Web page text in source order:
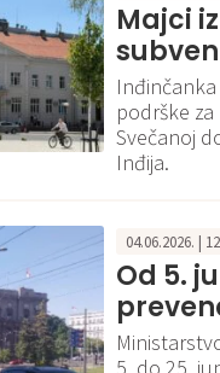
Majci
podrške
Svečanoj
Inđija.
04.06.2026. |
Od 5.
5. do 25.